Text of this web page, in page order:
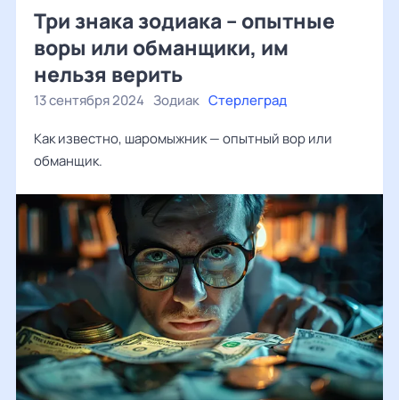
Три знака зодиака – опытные
воры или обманщики, им
нельзя верить
13 сентября 2024 Зодиак Стерлеград
Как известно, шаромыжник — опытный вор или
обманщик.